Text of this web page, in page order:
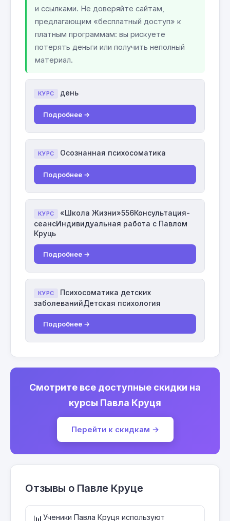
и ссылками. Не доверяйте сайтам,
предлагающим «бесплатный доступ» к
платным программам: вы рискуете
потерять деньги или получить неполный
материал.
КУРС день
Подробнее →
КУРС Осознанная психосоматика
Подробнее →
КУРС
«Школа Жизни»556Консультация-
сеансИндивидуальная работа с Павлом
Круць
Подробнее →
КУРС
Психосоматика детских
заболеванийДетская психология
Подробнее →
Смотрите все доступные скидки на
курсы Павла Круця
Перейти к скидкам →
Отзывы о Павле Круце
Ученики Павла Круця используют